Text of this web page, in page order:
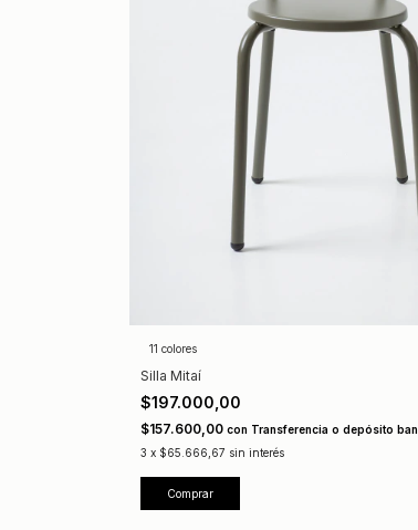
11 colores
Silla Mitaí
$197.000,00
$157.600,00 con Transferencia o depósito
3 x $65.666,67 sin interés
Comprar